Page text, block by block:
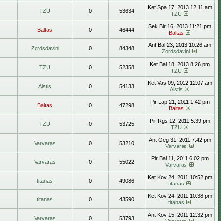
TZU 0 53634
Ket Spa 17, 2013 12:11 am
TZU
Baltas 0 46444
Sek Bir 16, 2013 11:21 pm
Baltas
Zordsdavini 0 84348
Ant Bal 23, 2013 10:26 am
Zordsdavini
TZU 0 52358
Ket Bal 18, 2013 8:26 pm
TZU
Aistis 0 54133
Ket Vas 09, 2012 12:07 am
Aistis
Baltas 0 47298
Pir Lap 21, 2011 1:42 pm
Baltas
TZU 0 53725
Pir Rgs 12, 2011 5:39 pm
TZU
Varvaras 0 53210
Ant Geg 31, 2011 7:42 pm
Varvaras
Varvaras 0 55022
Pir Bal 11, 2011 6:02 pm
Varvaras
titanas 0 49086
Ket Kov 24, 2011 10:52 pm
titanas
titanas 0 43590
Ket Kov 24, 2011 10:38 pm
titanas
Varvaras 0 53793
Ant Kov 15, 2011 12:32 pm